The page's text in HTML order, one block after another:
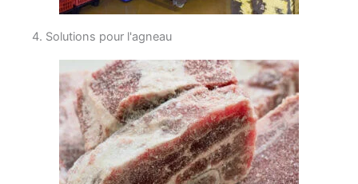
4. Solutions pour l'agneau